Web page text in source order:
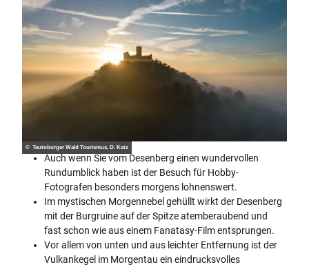
© Teutoburger Wald Tourismus, D. Ketz
Auch wenn Sie vom Desenberg einen wundervollen
Rundumblick haben ist der Besuch für Hobby-
Fotografen besonders morgens lohnenswert.
Im mystischen Morgennebel gehüllt wirkt der Desenberg
mit der Burgruine auf der Spitze atemberaubend und
fast schon wie aus einem Fanatasy-Film entsprungen.
Vor allem von unten und aus leichter Entfernung ist der
Vulkankegel im Morgentau ein eindrucksvolles